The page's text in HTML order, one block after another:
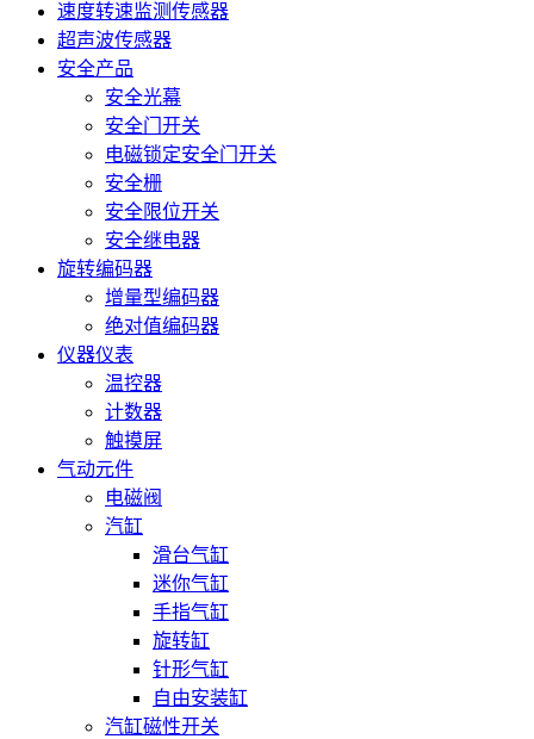
速度转速监测传感器
超声波传感器
安全产品
安全光幕
安全门开关
电磁锁定安全门开关
安全栅
安全限位开关
安全继电器
旋转编码器
增量型编码器
绝对值编码器
仪器仪表
温控器
计数器
触摸屏
气动元件
电磁阀
汽缸
滑台气缸
迷你气缸
手指气缸
旋转缸
针形气缸
自由安装缸
汽缸磁性开关